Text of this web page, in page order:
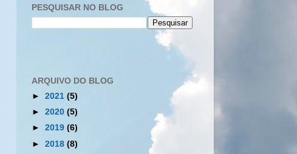
PESQUISAR NO BLOG
ARQUIVO DO BLOG
► 2021 (5)
► 2020 (5)
► 2019 (6)
► 2018 (8)